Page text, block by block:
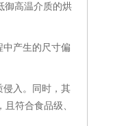
御高温介质的烘
产生的尺寸偏
侵入。同时，其
符合食品级、